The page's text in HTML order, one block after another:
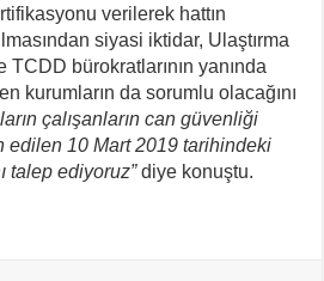
verilerek hattın
siyasi iktidar, Ulaştırma
TCDD bürokratlarının yanında
kurumların da sorumlu olacağını
çalışanların can güvenliği
edilen 10 Mart 2019 tarihindeki
talep ediyoruz”diye konuştu.